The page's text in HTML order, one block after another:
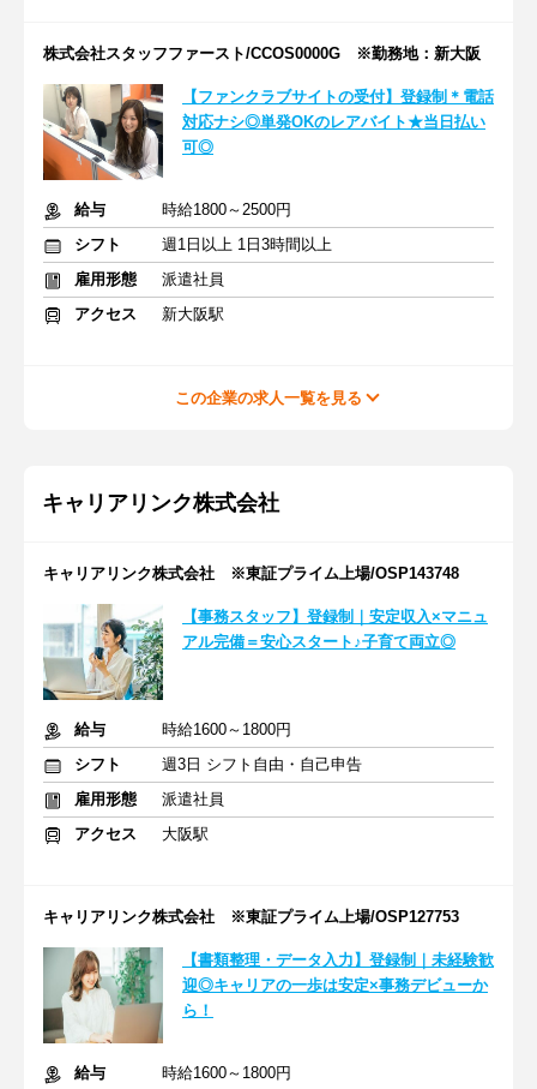
株式会社スタッフファースト/CCOS0000G ※勤務地：新大阪
【ファンクラブサイトの受付】登録制＊電話
対応ナシ◎単発OKのレアバイト★当日払い
可◎
給与
時給1800～2500円
シフト
週1日以上 1日3時間以上
雇用形態
派遣社員
アクセス
新大阪駅
この企業の求人一覧を見る
キャリアリンク株式会社
キャリアリンク株式会社 ※東証プライム上場/OSP143748
【事務スタッフ】登録制｜安定収入×マニュ
アル完備＝安心スタート♪子育て両立◎
給与
時給1600～1800円
シフト
週3日 シフト自由・自己申告
雇用形態
派遣社員
アクセス
大阪駅
キャリアリンク株式会社 ※東証プライム上場/OSP127753
【書類整理・データ入力】登録制｜未経験歓
迎◎キャリアの一歩は安定×事務デビューか
ら！
給与
時給1600～1800円